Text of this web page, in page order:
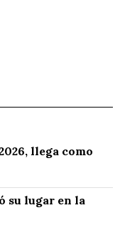
llega como
su lugar en la